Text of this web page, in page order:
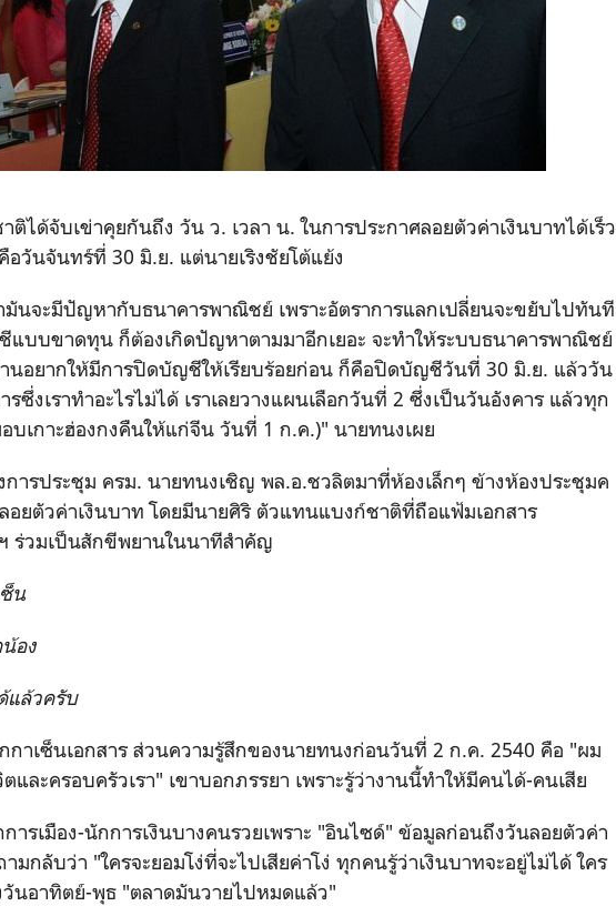
ได้จับเข่าคุยกันถึง วัน ว. เวลา น. ในการประกาศลอยตัวค่าเงินบาทได้เร็ว
วันจันทร์ที่ 30 มิ.ย. แต่นายเริงชัยโต้แย้ง
มันจะมีปัญหากับธนาคารพาณิชย์ เพราะอัตราการแลกเปลี่ยนจะขยับไปทันที
แบบขาดทุน ก็ต้องเกิดปัญหาตามมาอีกเยอะ จะทำให้ระบบธนาคารพาณิชย์
านอยากให้มีการปิดบัญชีให้เรียบร้อยก่อน ก็คือปิดบัญชีวันที่ 30 มิ.ย. แล้ววัน
ซึ่งเราทำอะไรไม่ได้ เราเลยวางแผนเลือกวันที่ 2 ซึ่งเป็นวันอังคาร แล้วทุก
บเกาะฮ่องกงคืนให้แก่จีน วันที่ 1 ก.ค.)" นายทนงเผย
ารประชุม ครม. นายทนงเชิญ พล.อ.ชวลิตมาที่ห้องเล็กๆ ข้างห้องประชุมค
อยตัวค่าเงินบาท โดยมีนายศิริ ตัวแทนแบงก์ชาติที่ถือแฟ้มเอกสาร
ร่วมเป็นสักขีพยานในนาทีสำคัญ
น
อง
แล้วครับ
าเซ็นเอกสาร ส่วนความรู้สึกของนายทนงก่อนวันที่ 2 ก.ค. 2540 คือ "ผม
และครอบครัวเรา" เขาบอกภรรยา เพราะรู้ว่างานนี้ทำให้มีคนได้-คนเสีย
ารเมือง-นักการเงินบางคนรวยเพราะ "อินไซด์" ข้อมูลก่อนถึงวันลอยตัวค่า
มกลับว่า "ใครจะยอมโง่ที่จะไปเสียค่าโง่ ทุกคนรู้ว่าเงินบาทจะอยู่ไม่ได้ ใคร
วันอาทิตย์-พุธ "ตลาดมันวายไปหมดแล้ว"